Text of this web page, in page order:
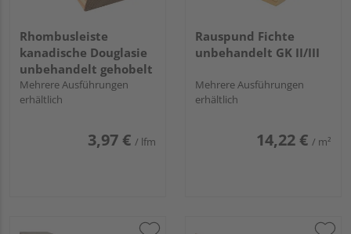
Rhombusleiste
kanadische Douglasie
unbehandelt gehobelt
Mehrere Ausführungen
erhältlich
3,97 € / lfm
Rauspund Fichte
unbehandelt GK II/III
Mehrere Ausführungen
erhältlich
14,22 € / m²